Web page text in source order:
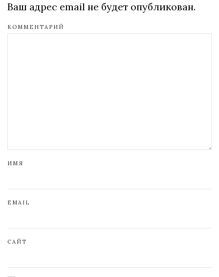
Ваш адрес email не будет опубликован.
КОММЕНТАРИЙ
ИМЯ
EMAIL
САЙТ